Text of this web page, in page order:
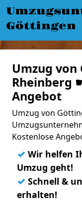
Göttingen
Umzug
Rheinberg
Angebot
Umzug von
Kostenlose
✓ Wir helfen
Umzug geht!
✓ Schnell &
erhalten!